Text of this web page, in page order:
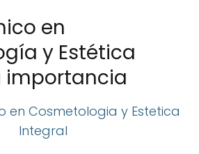
en
y Estética
importancia